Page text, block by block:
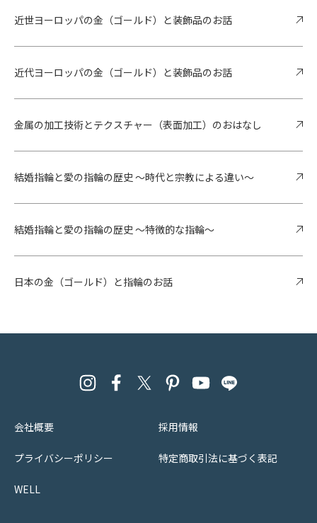
近世ヨーロッパの金（ゴールド）と装飾品のお話
近代ヨーロッパの金（ゴールド）と装飾品のお話
金属の加工技術とテクスチャー（表面加工）のおはなし
結婚指輪と愛の指輪の歴史 ～時代と宗教による違い～
結婚指輪と愛の指輪の歴史 ～特徴的な指輪～
日本の金（ゴールド）と指輪のお話
会社概要 採用情報
プライバシーポリシー 特定商取引法に基づく表記
WELL